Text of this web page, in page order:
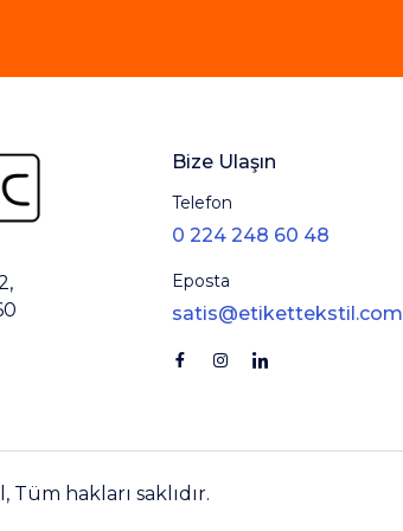
Bize Ulaşın
Telefon
0 224 248 60 48
Eposta
satis@etikettekstil.com
hakları saklıdır.